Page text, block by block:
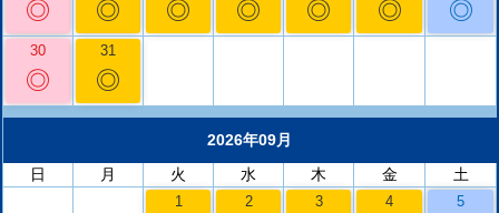
◎ ◎ ◎ ◎ ◎ ◎ ◎
30
◎
31
◎
2026年09月
日
月 火 水 木 金 土
1 2 3 4 5